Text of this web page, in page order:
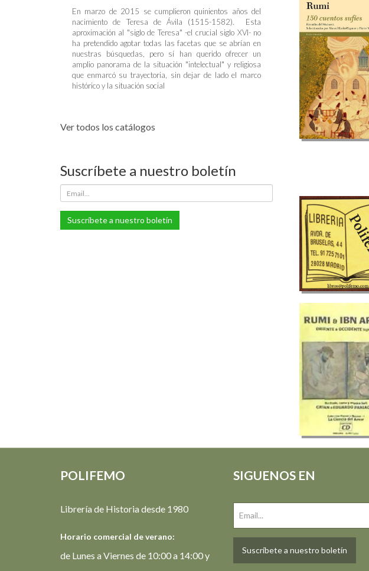
En marzo de 2015 se cumplieron quinientos años del
nacimiento de Teresa de Ávila (1515-1582). Esta
aproximación al "siglo de Teresa" -el crucial siglo XVI- no
ha pretendido agotar todas las facetas que se abrían en
nuestras búsquedas, pero sí han querido ofrecer un
amplio panorama de la situación "intelectual" y religiosa
que enmarcó su trayectoria, sin dejar de lado el marco
histórico y la situación social
Ver todos los catálogos
Suscríbete a nuestro boletín
Suscríbete a nuestro boletín
POLIFEMO
Librería de Historia desde 1980
Horario comercial de verano:
de Lunes a Viernes de 10:00 a 14:00 y
SIGUENOS EN
Suscríbete a nuestro boletín